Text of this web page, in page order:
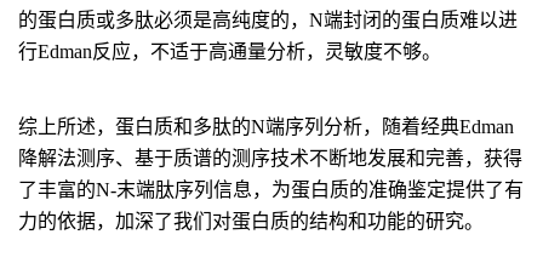
的蛋白质或多肽必须是高纯度的，N端封闭的蛋白质难以进
行Edman反应，不适于高通量分析，灵敏度不够。
综上所述，蛋白质和多肽的N端序列分析，随着经典Edman
降解法测序、基于质谱的测序技术不断地发展和完善，获得
了丰富的N-末端肽序列信息，为蛋白质的准确鉴定提供了有
力的依据，加深了我们对蛋白质的结构和功能的研究。